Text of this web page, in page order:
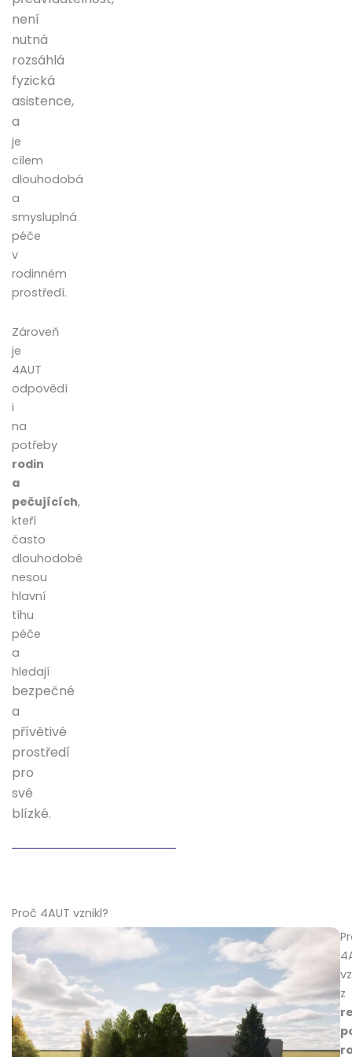
není
nutná
rozsáhlá
fyzická
asistence,
a
je
cílem
dlouhodobá
a
smysluplná
péče
v
rodinném
prostředí.
Zároveň
je
4AUT
odpovědí
i
na
potřeby
rodin
a
pečujících,
kteří
často
dlouhodobě
nesou
hlavní
tíhu
péče
a
hledají
bezpečné
a
přívětivé
prostředí
pro
své
blízké.
Proč 4AUT vznikl?
z